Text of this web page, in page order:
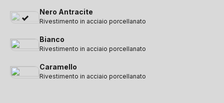
Nero Antracite
Rivestimento in acciaio porcellanato
Bianco
Rivestimento in acciaio porcellanato
Caramello
Rivestimento in acciaio porcellanato